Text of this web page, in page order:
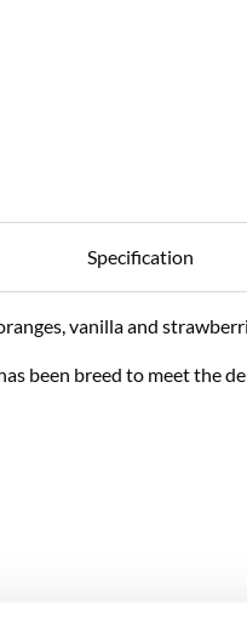
Specification
vanilla and
been breed to meet the